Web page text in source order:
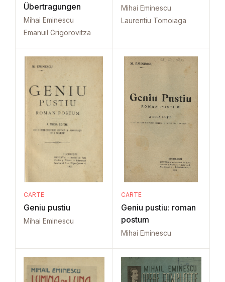
Übertragungen
Mihai Eminescu
Emanuil Grigorovitza
Mihai Eminescu
Laurentiu Tomoiaga
CARTE
Geniu pustiu
Mihai Eminescu
CARTE
Geniu pustiu: roman
postum
Mihai Eminescu